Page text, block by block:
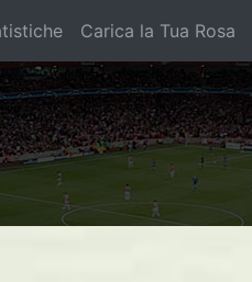
Carica la Tua Rosa